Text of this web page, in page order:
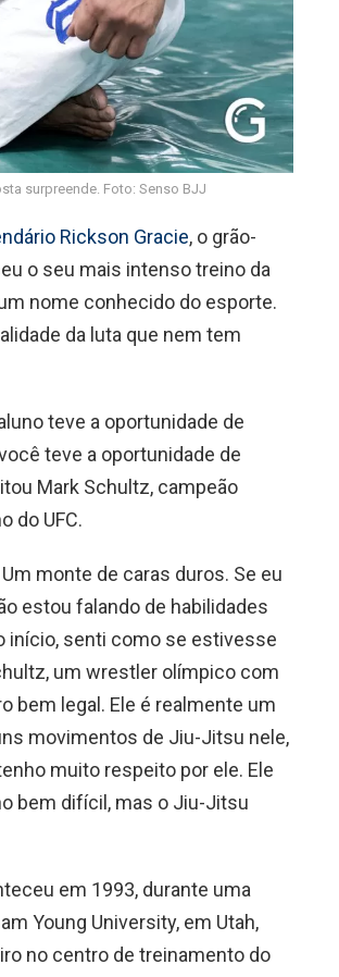
surpreende. Foto: Senso BJJ
Rickson Gracie, o grão-
o seu mais intenso treino da
nome conhecido do esporte.
da luta que nem tem
teve a oportunidade de
teve a oportunidade de
Mark Schultz, campeão
do UFC.
monte de caras duros. Se eu
estou falando de habilidades
início, senti como se estivesse
um wrestler olímpico com
bem legal. Ele é realmente um
movimentos de Jiu-Jitsu nele,
muito respeito por ele. Ele
bem difícil, mas o Jiu-Jitsu
em 1993, durante uma
Young University, em Utah,
no centro de treinamento do